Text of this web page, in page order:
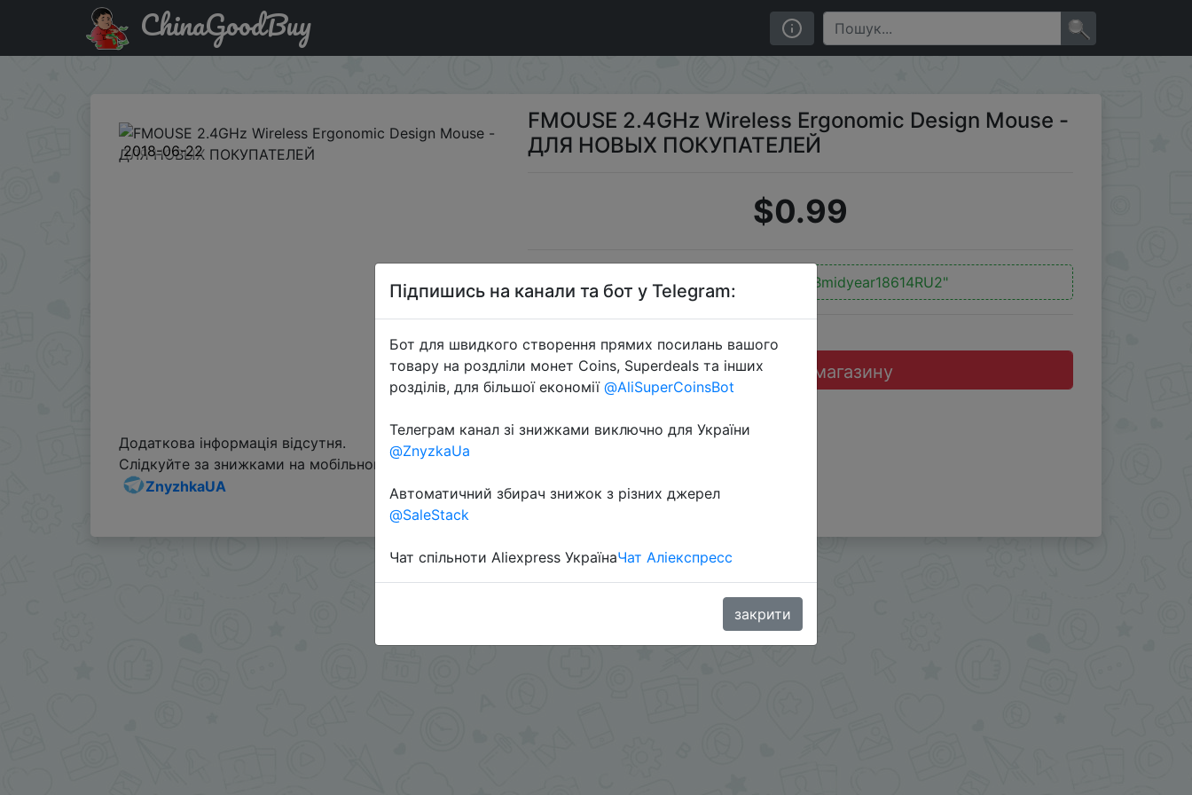
Код на знижку NEWGBmidyear18614RU2 FMOUSE 2.4GHz Wireless Ergonomic Design Mouse - ДЛЯ НОВЫХ ПОКУПАТЕЛЕЙ
ChinaGoodBuy
2018-06-22
FMOUSE 2.4GHz Wireless Ergonomic Design Mouse -
ДЛЯ НОВЫХ ПОКУПАТЕЛЕЙ
$0.99
"NEWGBmidyear18614RU2"
Перейти до магазину
Додаткова інформація відсутня.
Слідкуйте за знижками на мобільному, в телеграм каналі:
ZnyzhkaUA
Підпишись на канали та бот у Telegram:
Бот для швидкого створення прямих посилань вашого
товару на роздліли монет Coins, Superdeals та інших
розділів, для більшої економії @AliSuperCoinsBot
Телеграм канал зі знижками виключно для України
@ZnyzkaUa
Автоматичний збирач знижок з різних джерел
@SaleStack
Чат спільноти Aliexpress УкраїнаЧат Аліекспресс
закрити